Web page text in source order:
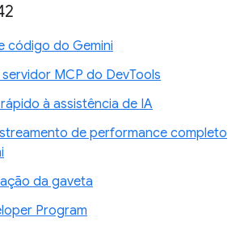
código do Gemini
MCP do DevTools
à assistência de IA
de performance completo
da gaveta
Program